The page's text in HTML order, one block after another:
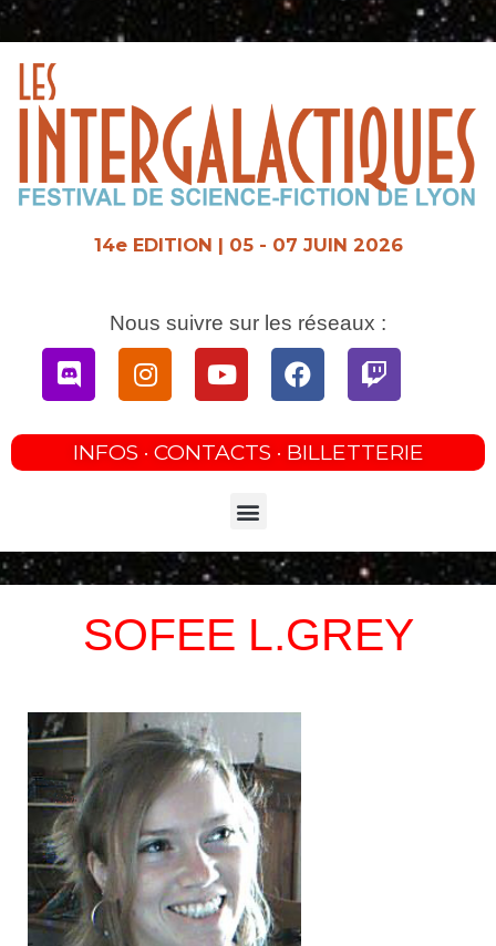
Aller
14e EDITION | 05 - 07 JUIN 2026
Nous suivre sur les réseaux :
DiscordInstagramYoutubeFacebookTwitch
INFOS · CONTACTS · BILLETTERIE
Menu
SOFEE L.GREY